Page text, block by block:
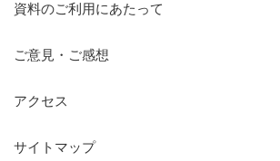
資料のご利用にあたって
ご意見・ご感想
アクセス
サイトマップ